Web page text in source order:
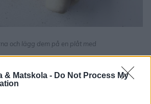
& Matskola - Do Not Process My
och lägg dem på en plåt med